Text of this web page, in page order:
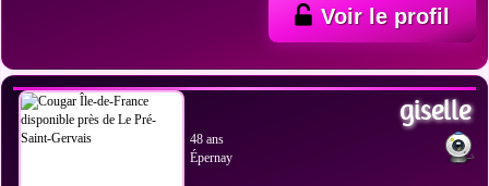
Voir le profil
VOIR LES PHOTOS
giselle
48 ans
Épernay